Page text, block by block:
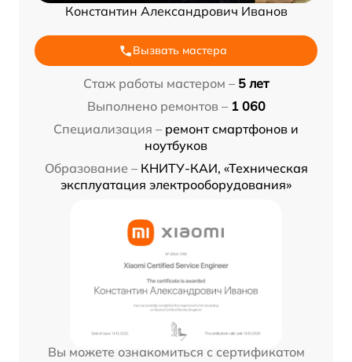
Константин Александрович Иванов
Вызвать мастера
Стаж работы мастером – 5 лет
Выполнено ремонтов – 1 060
Специализация – ремонт смартфонов и
ноутбуков
Образование – КНИТУ-КАИ, «Техническая
эксплуатация электрооборудования»
Вы можете ознакомиться с сертификатом